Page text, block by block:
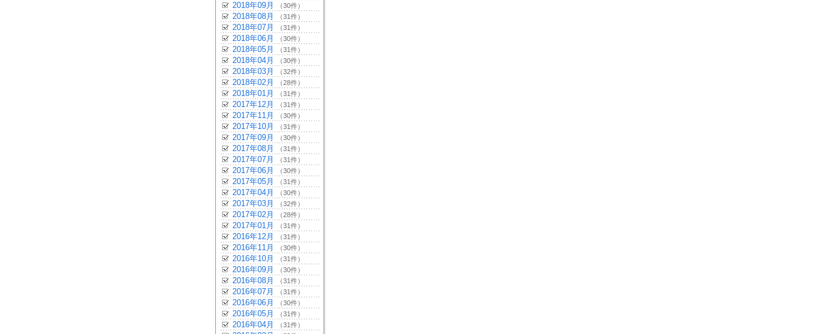
2018年09月 （30件）
2018年08月 （31件）
2018年07月 （31件）
2018年06月 （30件）
2018年05月 （31件）
2018年04月 （30件）
2018年03月 （32件）
2018年02月 （28件）
2018年01月 （31件）
2017年12月 （31件）
2017年11月 （30件）
2017年10月 （31件）
2017年09月 （30件）
2017年08月 （31件）
2017年07月 （31件）
2017年06月 （30件）
2017年05月 （31件）
2017年04月 （30件）
2017年03月 （32件）
2017年02月 （28件）
2017年01月 （31件）
2016年12月 （31件）
2016年11月 （30件）
2016年10月 （31件）
2016年09月 （30件）
2016年08月 （31件）
2016年07月 （31件）
2016年06月 （30件）
2016年05月 （31件）
2016年04月 （31件）